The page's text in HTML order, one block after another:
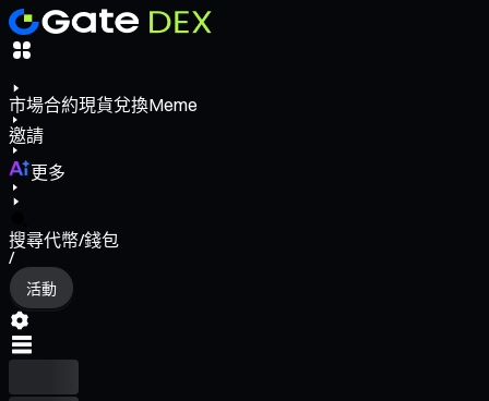
市場合約現貨兌換Meme
邀請
更多
搜尋代幣/錢包
/
活動